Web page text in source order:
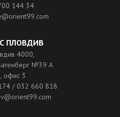
144 34
ПЛОВДИВ
4000,
№39 A
офис 3
/ 032 660 818